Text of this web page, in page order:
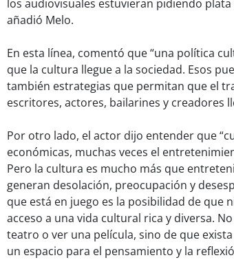
los audiovisuales estuvieran pidiendo
añadió Melo.
En esta línea, comentó que “una política
que la cultura llegue a la sociedad. Esos
también estrategias que permitan que el
escritores, actores, bailarines y creadores
Por otro lado, el actor dijo entender que
económicas, muchas veces el
Pero la cultura es mucho más que
generan desolación, preocupación y
que está en juego es la posibilidad de que
acceso a una vida cultural rica y diversa.
teatro o ver una película, sino de que
un espacio para el pensamiento y la